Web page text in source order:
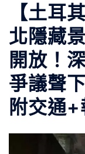
【土耳
北隱藏
開放！
爭議聲
附交通